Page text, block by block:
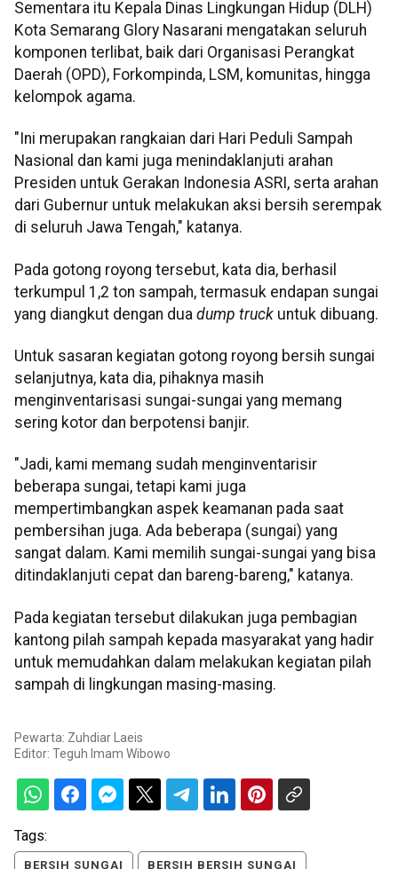
Sementara itu Kepala Dinas Lingkungan Hidup (DLH)
Kota Semarang Glory Nasarani mengatakan seluruh
komponen terlibat, baik dari Organisasi Perangkat
Daerah (OPD), Forkompinda, LSM, komunitas, hingga
kelompok agama.
"Ini merupakan rangkaian dari Hari Peduli Sampah
Nasional dan kami juga menindaklanjuti arahan
Presiden untuk Gerakan Indonesia ASRI, serta arahan
dari Gubernur untuk melakukan aksi bersih serempak
di seluruh Jawa Tengah," katanya.
Pada gotong royong tersebut, kata dia, berhasil
terkumpul 1,2 ton sampah, termasuk endapan sungai
yang diangkut dengan dua dump truck untuk dibuang.
Untuk sasaran kegiatan gotong royong bersih sungai
selanjutnya, kata dia, pihaknya masih
menginventarisasi sungai-sungai yang memang
sering kotor dan berpotensi banjir.
"Jadi, kami memang sudah menginventarisir
beberapa sungai, tetapi kami juga
mempertimbangkan aspek keamanan pada saat
pembersihan juga. Ada beberapa (sungai) yang
sangat dalam. Kami memilih sungai-sungai yang bisa
ditindaklanjuti cepat dan bareng-bareng," katanya.
Pada kegiatan tersebut dilakukan juga pembagian
kantong pilah sampah kepada masyarakat yang hadir
untuk memudahkan dalam melakukan kegiatan pilah
sampah di lingkungan masing-masing.
Pewarta: Zuhdiar Laeis
Editor: Teguh Imam Wibowo
Tags:
BERSIH SUNGAI BERSIH BERSIH SUNGAI